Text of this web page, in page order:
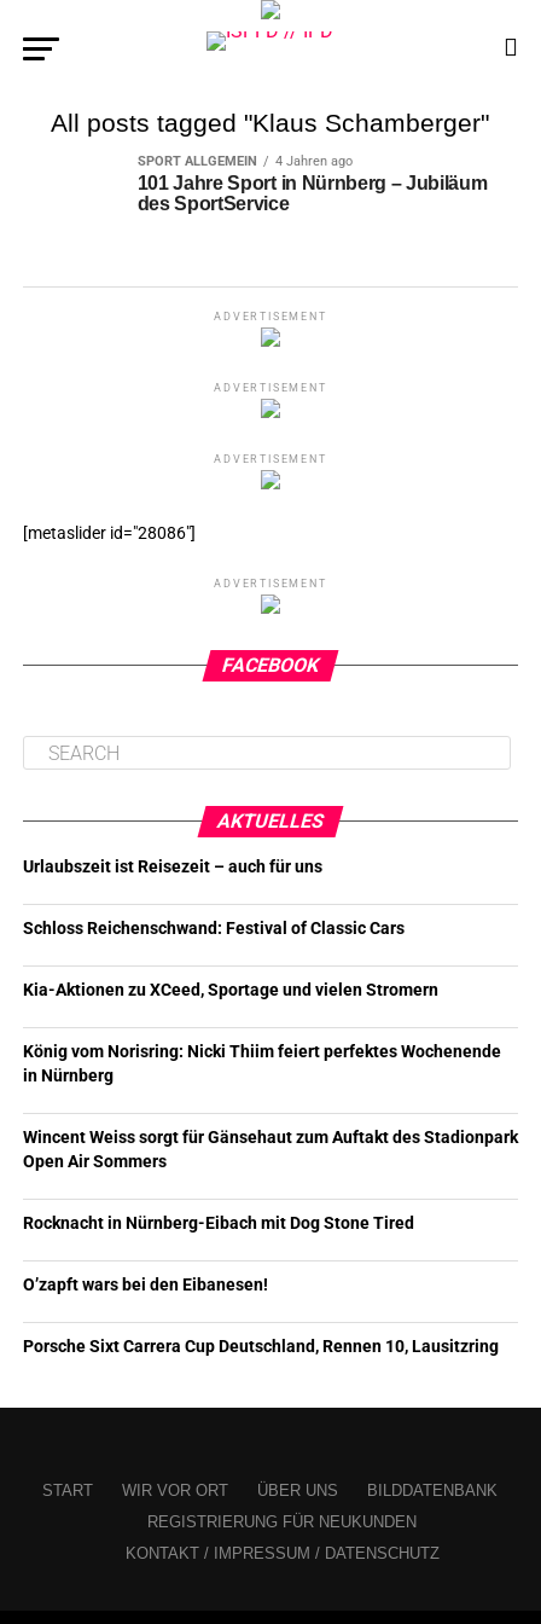
All posts tagged "Klaus Schamberger"
SPORT ALLGEMEIN 4 Jahren ago
101 Jahre Sport in Nürnberg – Jubiläum
des SportService
ADVERTISEMENT
ADVERTISEMENT
ADVERTISEMENT
[metaslider id="28086"]
ADVERTISEMENT
FACEBOOK
AKTUELLES
Urlaubszeit ist Reisezeit – auch für uns
Schloss Reichenschwand: Festival of Classic Cars
Kia-Aktionen zu XCeed, Sportage und vielen Stromern
König vom Norisring: Nicki Thiim feiert perfektes Wochenende
in Nürnberg
Wincent Weiss sorgt für Gänsehaut zum Auftakt des Stadionpark
Open Air Sommers
Rocknacht in Nürnberg-Eibach mit Dog Stone Tired
O’zapft wars bei den Eibanesen!
Porsche Sixt Carrera Cup Deutschland, Rennen 10, Lausitzring
START WIR VOR ORT ÜBER UNS
BILDDATENBANK
REGISTRIERUNG FÜR NEUKUNDEN
KONTAKT / IMPRESSUM / DATENSCHUTZ